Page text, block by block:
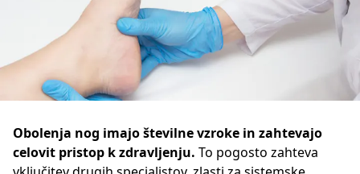
Obolenja nog imajo številne vzroke in zahtevajo
celovit pristop k zdravljenju. To pogosto zahteva